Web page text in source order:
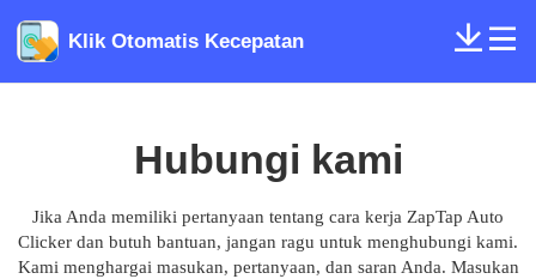
Klik Otomatis Kecepatan
Hubungi kami
Jika Anda memiliki pertanyaan tentang cara kerja ZapTap Auto
Clicker dan butuh bantuan, jangan ragu untuk menghubungi kami.
Kami menghargai masukan, pertanyaan, dan saran Anda. Masukan